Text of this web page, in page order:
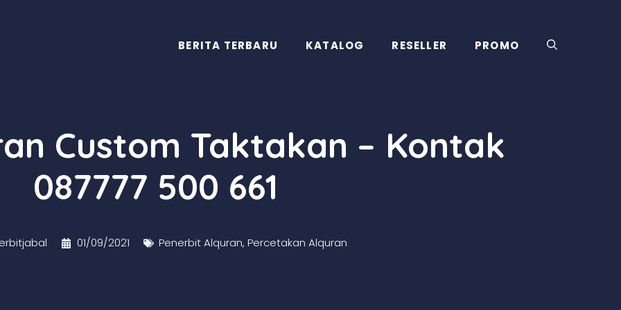
BERITA TERBARU KATALOG RESELLER PROMO
Custom Taktakan – Kontak
087777 500 661
01/09/2021 Penerbit Alquran,Percetakan Alquran